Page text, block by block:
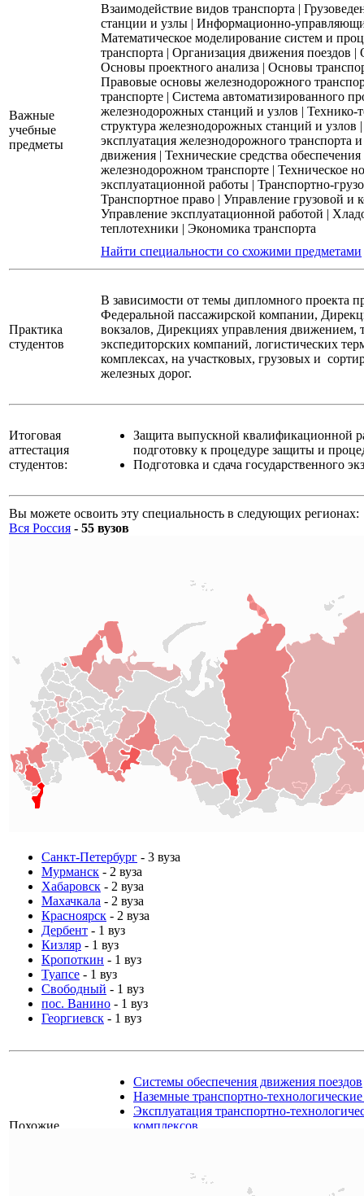
Важные
учебные
предметы
Взаимодействие видов транспорта |
станции и узлы | Информационно-
Математическое моделирование систем и
транспорта | Организация движения поездов |
Основы проектного анализа | Основы
Правовые основы железнодорожного
транспорте | Система автоматизированного
железнодорожных станций и узлов | Технико-
структура железнодорожных станций и узлов
эксплуатация железнодорожного транспорта и
движения | Технические средства
железнодорожном транспорте | Техническое
эксплуатационной работы | Транспортно-
Транспортное право | Управление грузовой и
Управление эксплуатационной работой |
теплотехники | Экономика транспорта
Найти специальности со схожими предметами
Практика
студентов
В зависимости от темы дипломного проекта
Федеральной пассажирской компании,
вокзалов, Дирекциях управления движением,
экспедиторских компаний, логистических
комплексах, на участковых, грузовых и
железных дорог.
Итоговая
аттестация
студентов:
Защита выпускной квалификационной
подготовку к процедуре защиты и
Подготовка и сдача государственного
Вы можете освоить эту специальность в следующих регионах:
Вся Россия - 55 вузов
Санкт-Петербург - 3 вуза
Мурманск - 2 вуза
Хабаровск - 2 вуза
Махачкала - 2 вуза
Красноярск - 2 вуза
Дербент - 1 вуз
Кизляр - 1 вуз
Кропоткин - 1 вуз
Туапсе - 1 вуз
Свободный - 1 вуз
пос. Ванино - 1 вуз
Георгиевск - 1 вуз
Похожие
Системы обеспечения движения поездов
Наземные транспортно-технологические
Эксплуатация транспортно-
комплексов
Наземные транспортно-